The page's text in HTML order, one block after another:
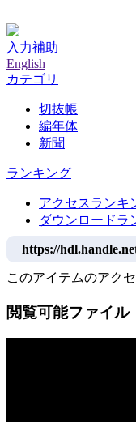
入力補助
English
カテゴリ
切抜帳
編年体
新聞
ランキング
アクセスランキ
ダウンロードラ
https://
このアイテムのアク
閲覧可能ファイル